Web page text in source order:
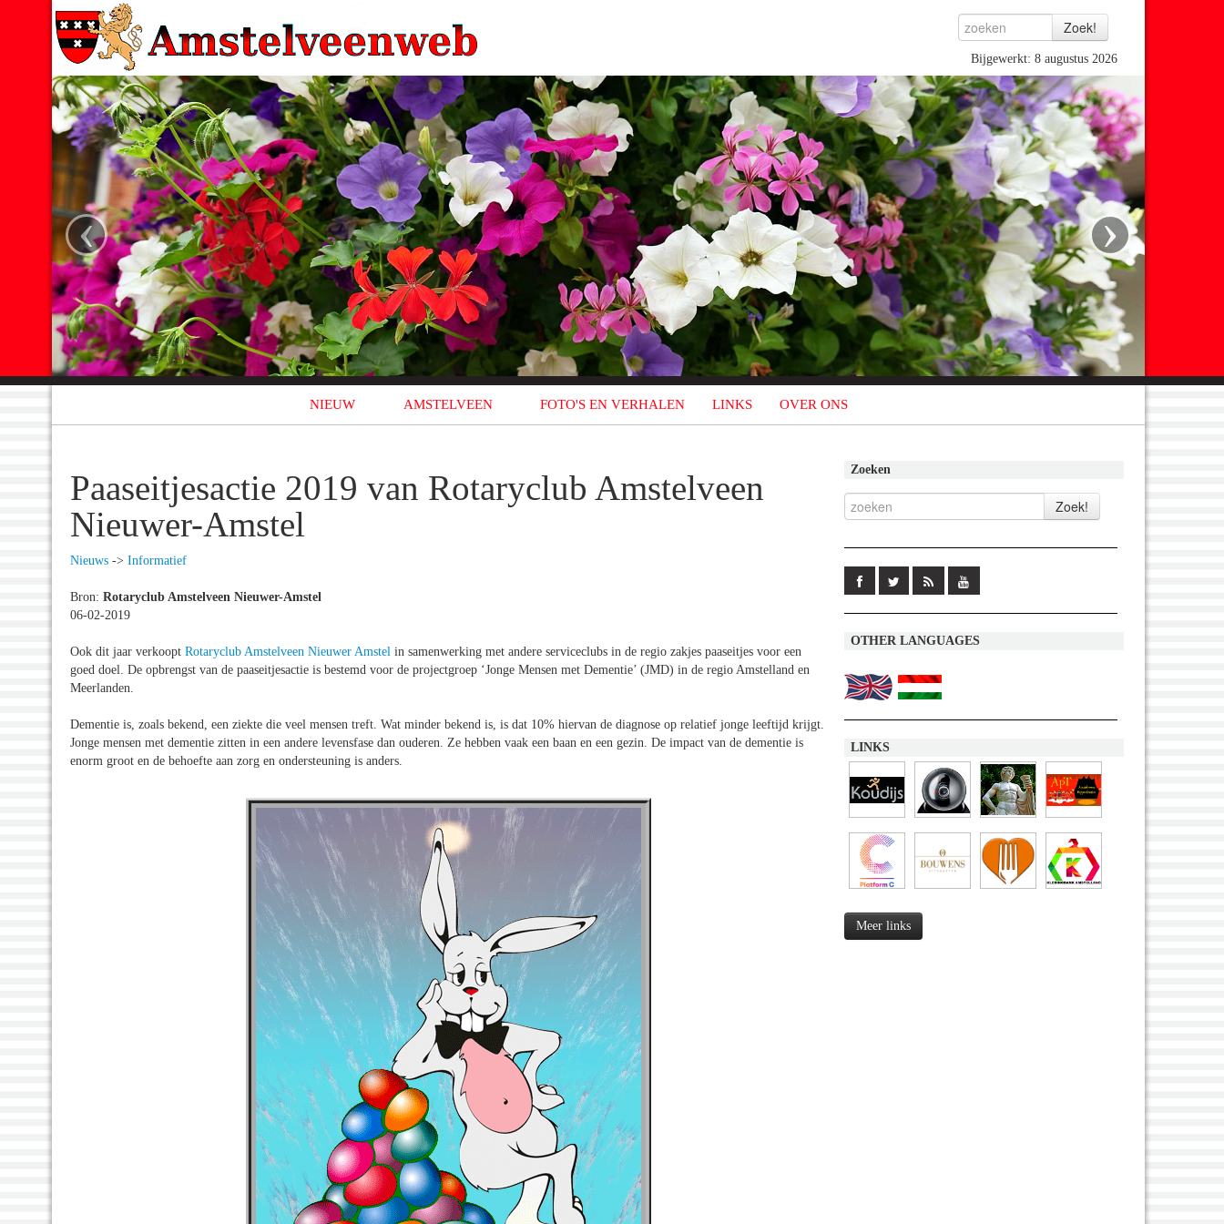
Bijgewerkt: 8 augustus 2026
‹ ›
NIEUW AMSTELVEEN FOTO'S EN VERHALEN LINKS OVER ONS
Paaseitjesactie 2019 van Rotaryclub Amstelveen
Nieuwer-Amstel
Nieuws -> Informatief
Bron: Rotaryclub Amstelveen Nieuwer-Amstel
06-02-2019
Ook dit jaar verkoopt Rotaryclub Amstelveen Nieuwer Amstel in samenwerking met andere serviceclubs in de regio zakjes paaseitjes voor een
goed doel. De opbrengst van de paaseitjesactie is bestemd voor de projectgroep ‘Jonge Mensen met Dementie’ (JMD) in de regio Amstelland en
Meerlanden.
Dementie is, zoals bekend, een ziekte die veel mensen treft. Wat minder bekend is, is dat 10% hiervan de diagnose op relatief jonge leeftijd krijgt.
Jonge mensen met dementie zitten in een andere levensfase dan ouderen. Ze hebben vaak een baan en een gezin. De impact van de dementie is
enorm groot en de behoefte aan zorg en ondersteuning is anders.
Zoeken
OTHER LANGUAGES
LINKS
Meer links